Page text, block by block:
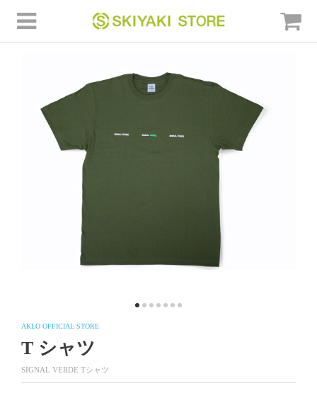
AKLO OFFICIAL STORE
T シャツ
SIGNAL VERDE Tシャツ